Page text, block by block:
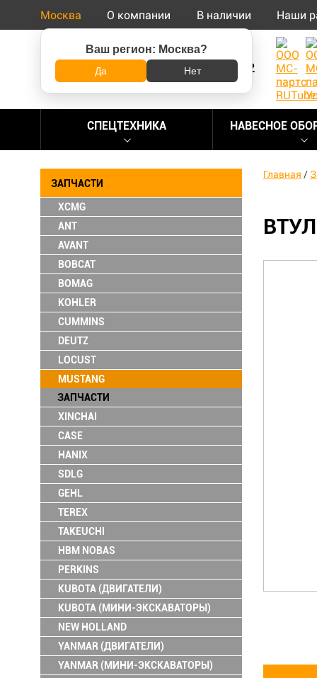
Москва
Ваш регион: Москва?
Да Нет
О компании В наличии Наши
8 (800) 500-73-92
СПЕЦТЕХНИКА НАВЕСНОЕ
ЗАПЧАСТИ
XCMG
ANT
AVANT
BOBCAT
BOMAG
KOHLER
CUMMINS
DEUTZ
LOCUST
MUSTANG
ЗАПЧАСТИ
XINCHAI
CASE
HANIX
SDLG
GEHL
TEREX
TAKEUCHI
HBM NOBAS
PERKINS
KUBOTA (ДВИГАТЕЛИ)
KUBOTA (МИНИ-ЭКСКАВАТОРЫ)
NEW HOLLAND
YANMAR (ДВИГАТЕЛИ)
YANMAR (МИНИ-ЭКСКАВАТОРЫ)
Главная /